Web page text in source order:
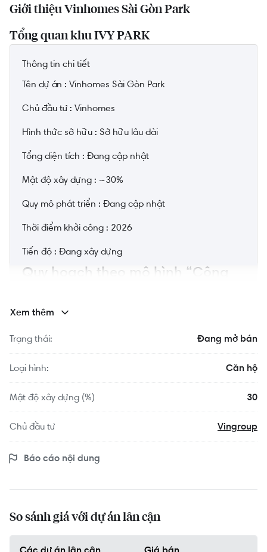
Giới thiệu Vinhomes Sài Gòn Park
Tổng quan khu IVY PARK
Thông tin chi tiết
Tên dự án : Vinhomes Sài Gòn Park
Chủ đầu tư : Vinhomes
Hình thức sở hữu : Sở hữu lâu dài
Tổng diện tích : Đang cập nhật
Mật độ xây dựng : ~30%
Quy mô phát triển : Đang cập nhật
Thời điểm khởi công : 2026
Tiến độ : Đang xây dựng
Quy hoạch theo mô hình “Công
Bắc TP.HCM
định vị là trung tâm học thuật của toàn bộ dự án,
lấy cảm hứng từ các đô thị đại học nổi tiếng như
Boston và Cambridge của Hoa Kỳ.
và quốc tế quy mô khoảng 150ha, hình thành hệ
mới sáng tạo quy mô lớn.
cho Ivy Park khi thu hút cộng đồng cư dân tri thức,
từ đó góp phần nâng cao giá trị bất động sản
Vị trí cửa ngõ chiến lược, kết nối
Xem thêm
Trạng thái: Đang mở bán
Loại hình: Căn hộ
Mật độ xây dựng (%) 30
Chủ đầu tư Vingroup
Báo cáo nội dung
So sánh giá với dự án lân cận